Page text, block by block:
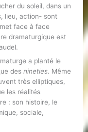
du soleil, dans un
lieu, action- sont
face à face
dramaturgique est
a planté le
des nineties. Même
très elliptiques,
les réalités
: son histoire, le
sociale,